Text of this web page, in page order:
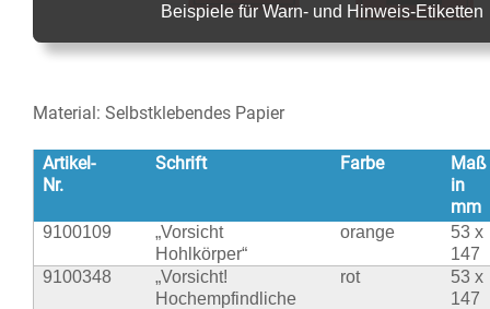
Beispiele für Warn- und Hinweis-Etiketten
Material: Selbstklebendes Papier
Artikel-
Nr.
Schrift Farbe
Maß
in
mm
9100109
„Vorsicht
Hohlkörper“
orange
53 x
147
9100348
„Vorsicht!
Hochempfindliche
rot
53 x
147